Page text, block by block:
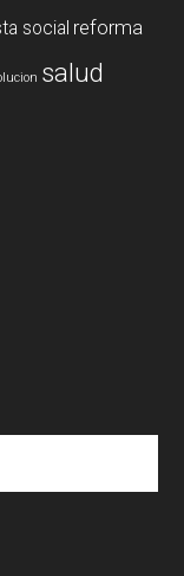
social reforma
salud